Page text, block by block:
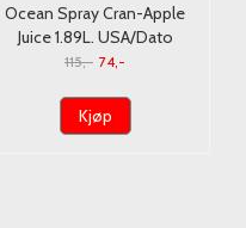
Ocean Spray Cran-Apple
Juice 1.89L. USA/Dato
115,- 74,-
Kjøp